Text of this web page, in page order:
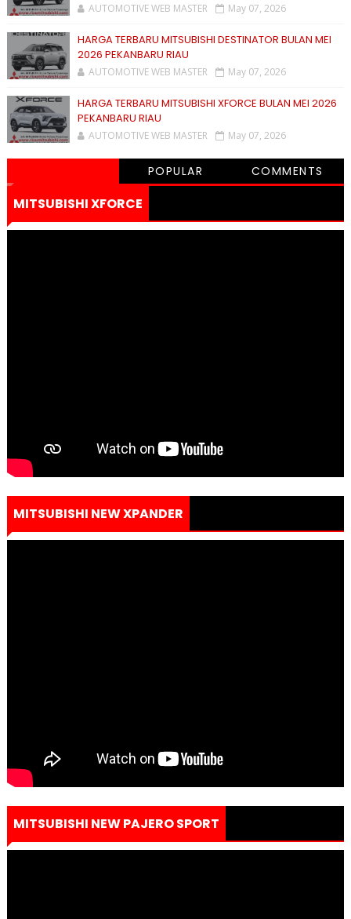
AUTOMOTIVE WEB MASTER May 07, 2026
HARGA TERBARU MITSUBISHI DESTINATOR BULAN MEI
2026 PEKANBARU RIAU
AUTOMOTIVE WEB MASTER May 07, 2026
HARGA TERBARU MITSUBISHI XFORCE BULAN MEI 2026
PEKANBARU RIAU
AUTOMOTIVE WEB MASTER May 07, 2026
POPULAR COMMENTS
MITSUBISHI XFORCE
MITSUBISHI NEW XPANDER
MITSUBISHI NEW PAJERO SPORT